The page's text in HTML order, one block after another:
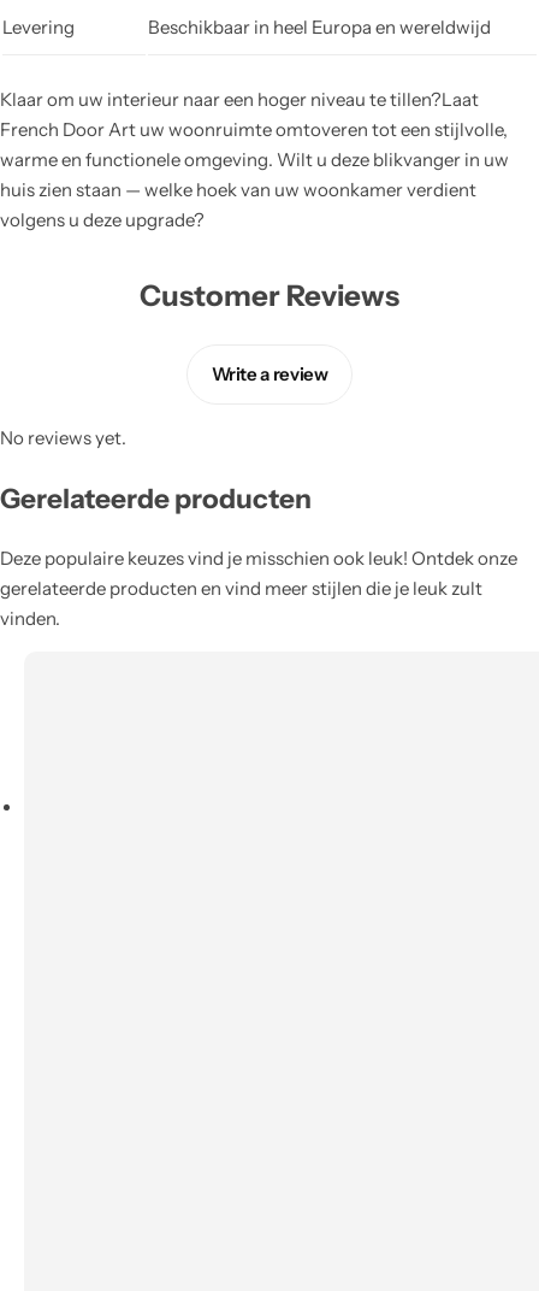
Levering Beschikbaar in heel Europa en wereldwijd
Klaar om uw interieur naar een hoger niveau te tillen?Laat
French Door Art uw woonruimte omtoveren tot een stijlvolle,
warme en functionele omgeving. Wilt u deze blikvanger in uw
huis zien staan — welke hoek van uw woonkamer verdient
volgens u deze upgrade?
Customer Reviews
Write a review
No reviews yet.
Gerelateerde producten
Deze populaire keuzes vind je misschien ook leuk! Ontdek onze
gerelateerde producten en vind meer stijlen die je leuk zult
vinden.